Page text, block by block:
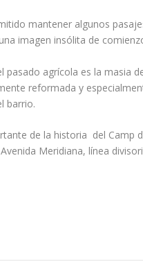
mantener algunos
imagen insólita de
pasado agrícola es la masia
reformada y
barrio.
de la historia del Camp
Meridiana, línea